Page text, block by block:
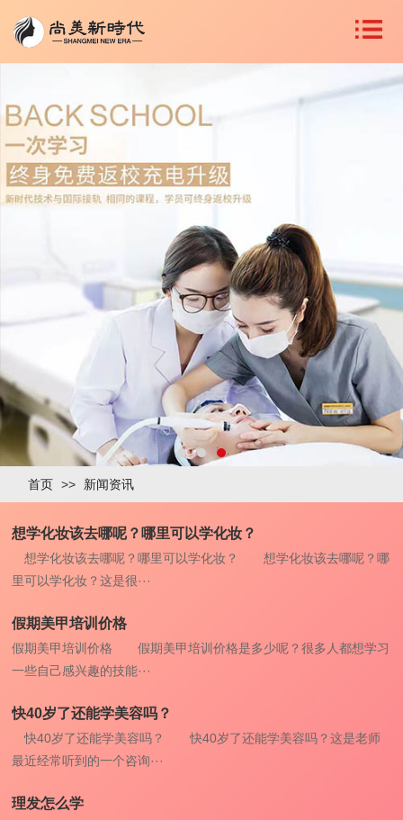
首页 >> 新闻资讯
想学化妆该去哪呢？哪里可以学化妆？
想学化妆该去哪呢？哪里可以学化妆？ 想学化妆该去哪呢？哪
里可以学化妆？这是很···
假期美甲培训价格
假期美甲培训价格 假期美甲培训价格是多少呢？很多人都想学习
一些自己感兴趣的技能···
快40岁了还能学美容吗？
快40岁了还能学美容吗？ 快40岁了还能学美容吗？这是老师
最近经常听到的一个咨询···
理发怎么学